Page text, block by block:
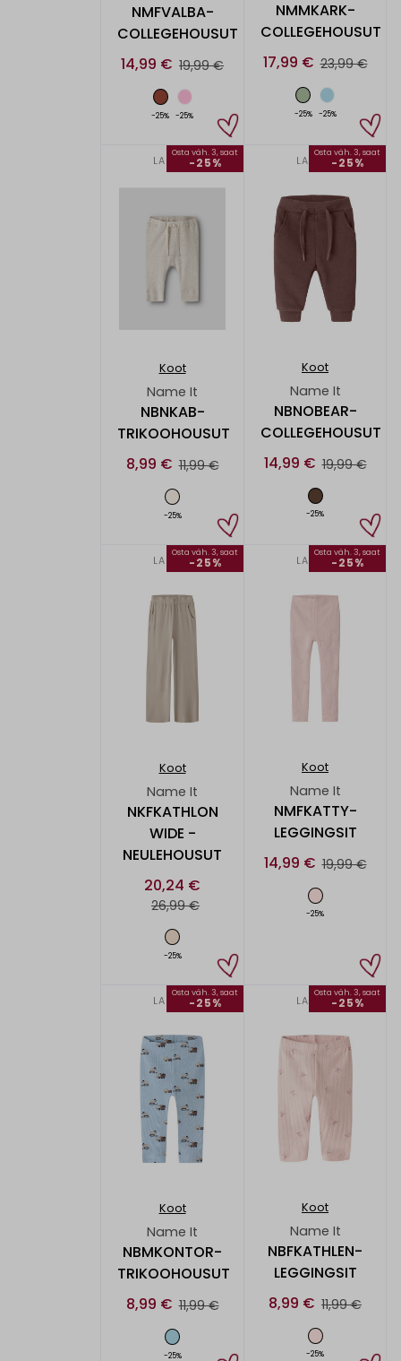
NMFVALBA-
COLLEGEHOUSUT
14,99 € 19,99 €
-25% -25%
NMMKARK-
COLLEGEHOUSUT
17,99 € 23,99 €
-25% -25%
LAPSET
Osta väh. 3, saat
-25%
Koot
Name It
NBNKAB-
TRIKOOHOUSUT
8,99 € 11,99 €
-25%
LAPSET
Osta väh. 3, saat
-25%
Koot
Name It
NBNOBEAR-
COLLEGEHOUSUT
14,99 € 19,99 €
-25%
LAPSET
Osta väh. 3, saat
-25%
Koot
Name It
NKFKATHLON
WIDE -
NEULEHOUSUT
20,24 €
26,99 €
-25%
LAPSET
Osta väh. 3, saat
-25%
Koot
Name It
NMFKATTY-
LEGGINGSIT
14,99 € 19,99 €
-25%
LAPSET
Osta väh. 3, saat
-25%
Koot
Name It
NBMKONTOR-
TRIKOOHOUSUT
8,99 € 11,99 €
-25%
LAPSET
Osta väh. 3, saat
-25%
Koot
Name It
NBFKATHLEN-
LEGGINGSIT
8,99 € 11,99 €
-25%